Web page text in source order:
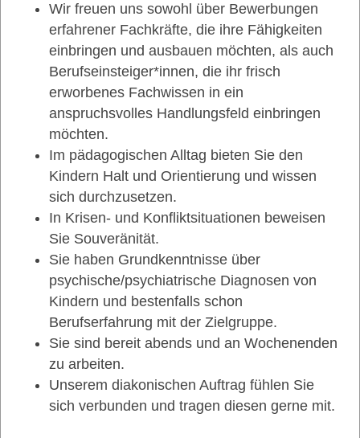
Wir freuen uns sowohl über Bewerbungen
erfahrener Fachkräfte, die ihre Fähigkeiten
einbringen und ausbauen möchten, als auch
Berufseinsteiger*innen, die ihr frisch
erworbenes Fachwissen in ein
anspruchsvolles Handlungsfeld einbringen
möchten.
Im pädagogischen Alltag bieten Sie den
Kindern Halt und Orientierung und wissen
sich durchzusetzen.
In Krisen- und Konfliktsituationen beweisen
Sie Souveränität.
Sie haben Grundkenntnisse über
psychische/psychiatrische Diagnosen von
Kindern und bestenfalls schon
Berufserfahrung mit der Zielgruppe.
Sie sind bereit abends und an Wochenenden
zu arbeiten.
Unserem diakonischen Auftrag fühlen Sie
sich verbunden und tragen diesen gerne mit.